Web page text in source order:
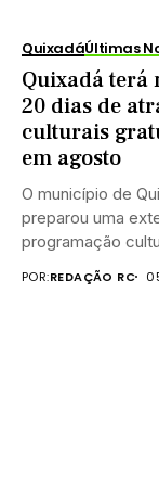
QuixadáÚltimas
Quixadá terá
20 dias de
culturais
em agosto
O município de
preparou uma
programação
POR:REDAÇÃO RC